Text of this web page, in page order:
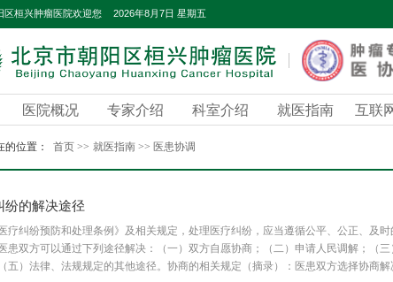
区桓兴肿瘤医院欢迎您 2026年8月7日 星期五
医院概况 专家介绍 科室介绍 就医指南 互联
的位置： 首页 >> 就医指南>> 医患协调
纷的解决途径
疗纠纷预防和处理条例》及相关规定，处理医疗纠纷，应当遵循公平、公正、及
患双方可以通过下列途径解决：（一）双方自愿协商；（二）申请人民调解；（
五）法律、法规规定的其他途径。协商的相关规定（摘录）：医患双方选择协商